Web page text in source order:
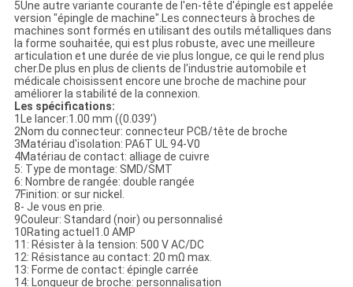
5Une autre variante courante de l'en-tête d'épingle est appelée
version "épingle de machine".Les connecteurs à broches de
machines sont formés en utilisant des outils métalliques dans
la forme souhaitée, qui est plus robuste, avec une meilleure
articulation et une durée de vie plus longue, ce qui le rend plus
cher.De plus en plus de clients de l'industrie automobile et
médicale choisissent encore une broche de machine pour
améliorer la stabilité de la connexion.
Les spécifications:
1Le lancer:1.00 mm ((0.039')
2Nom du connecteur: connecteur PCB/tête de broche
3Matériau d'isolation: PA6T UL 94-V0
4Matériau de contact: alliage de cuivre
5: Type de montage: SMD/SMT
6: Nombre de rangée: double rangée
7Finition: or sur nickel.
8- Je vous en prie.
9Couleur: Standard (noir) ou personnalisé
10Rating actuel1.0 AMP
11: Résister à la tension: 500 V AC/DC
12: Résistance au contact: 20 mΩ max.
13: Forme de contact: épingle carrée
14: Longueur de broche: personnalisation